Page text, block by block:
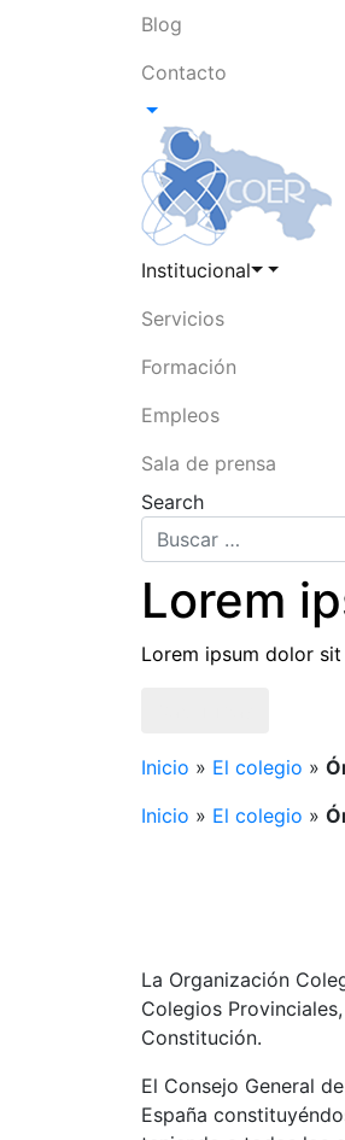
Blog
Contacto
Institucional
Servicios
Formación
Empleos
Sala de prensa
Search
Lorem
Lorem ipsum dolor
Inicio » El colegio »
Inicio » El colegio »
La Organización
Colegios
Constitución.
El Consejo General
España